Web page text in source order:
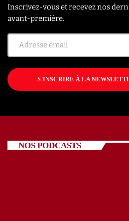
Inscrivez-vous et recevez nos
avant-première.
S'INSCRIRE À LA
NOS PODCASTS